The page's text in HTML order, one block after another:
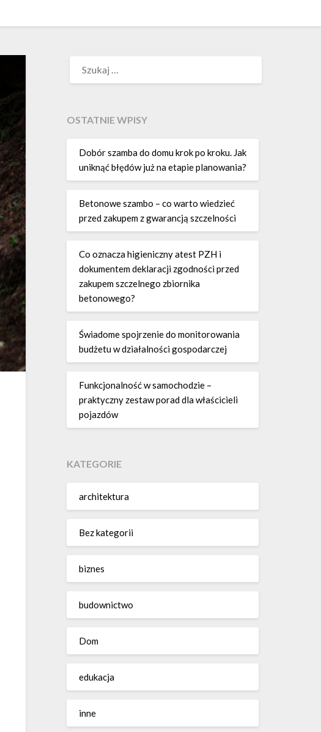
OSTATNIE WPISY
Dobór szamba do domu krok po kroku. Jak
uniknąć błędów już na etapie planowania?
Betonowe szambo – co warto wiedzieć
przed zakupem z gwarancją szczelności
Co oznacza higieniczny atest PZH i
dokumentem deklaracji zgodności przed
zakupem szczelnego zbiornika
betonowego?
Świadome spojrzenie do monitorowania
budżetu w działalności gospodarczej
Funkcjonalność w samochodzie –
praktyczny zestaw porad dla właścicieli
pojazdów
KATEGORIE
architektura
Bez kategorii
biznes
budownictwo
Dom
edukacja
inne